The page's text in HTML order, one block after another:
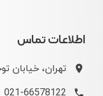
اطلاعات تماس
تهران، خیابان
021-66578122